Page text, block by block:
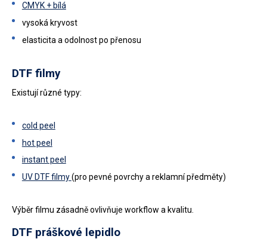
CMYK + bílá
vysoká kryvost
elasticita a odolnost po přenosu
DTF filmy
Existují různé typy:
cold peel
hot peel
instant peel
UV DTF filmy(pro pevné povrchy a reklamní předměty)
Výběr filmu zásadně ovlivňuje workflow a kvalitu.
DTF práškové lepidlo